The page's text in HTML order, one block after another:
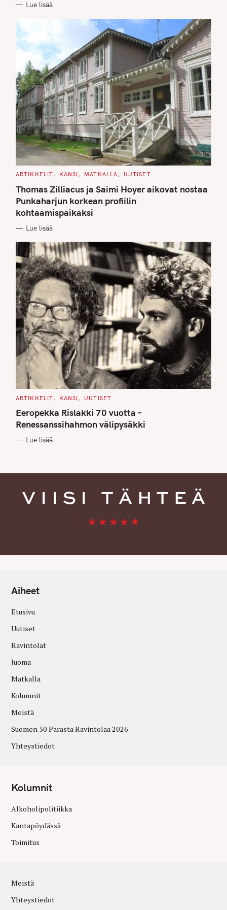
I
Lue lisää
C
T
E
G
O
R
I
S
ARTIKKELIT KANSI MATKALLA UUTISET
Thomas Zilliacus ja Saimi Hoyer aikovat nostaa
Punkaharjun korkean profiilin
kohtaamispaikaksi
Lue lisää
C
T
E
G
O
I
ARTIKKELIT KANSI UUTISET
Eeropekka Rislakki 70 vuotta –
Renessanssihahmon välipysäkki
Lue lisää
Aiheet
Etusivu
Uutiset
Ravintolat
Juoma
Matkalla
Kolumnit
Meistä
Suomen 50 Parasta Ravintolaa 2026
Yhteystiedot
Kolumnit
Alkoholipolitiikka
Kantapöydässä
Toimitus
Meistä
Yhteystiedot